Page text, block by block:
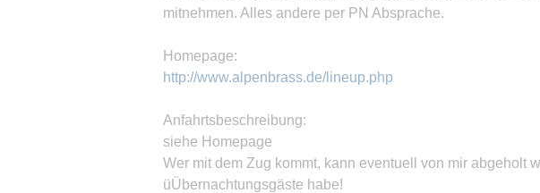
mitnehmen. Alles andere per PN Absprache.
Homepage:
http://www.alpenbrass.de/lineup.php
Anfahrtsbeschreibung:
siehe Homepage
Wer mit dem Zug kommt, kann eventuell von mir abgeholt
üÜbernachtungsgäste habe!